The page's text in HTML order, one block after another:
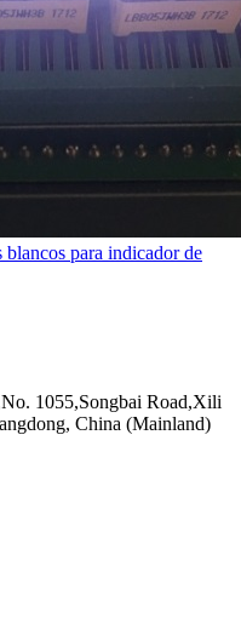
para indicador de
1055,Songbai Road,Xili
China (Mainland)